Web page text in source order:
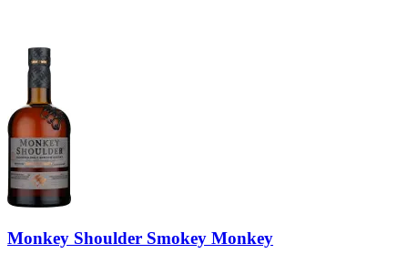
Monkey Shoulder Smokey Monkey